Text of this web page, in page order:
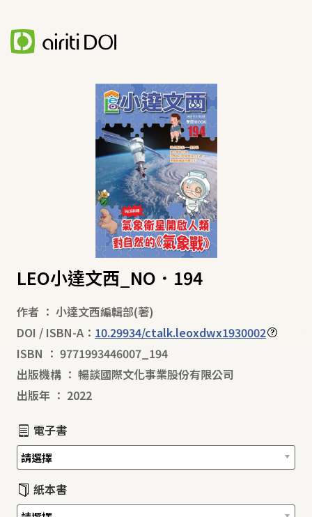
LEO小達文西_NO．194
作者 ： 小達文西編輯部(著)
DOI / ISBN-A： 10.29934/ctalk.leoxdwx1930002
ISBN ： 9771993446007_194
出版機構 ： 暢談國際文化事業股份有限公司
出版年 ： 2022
電子書
紙本書